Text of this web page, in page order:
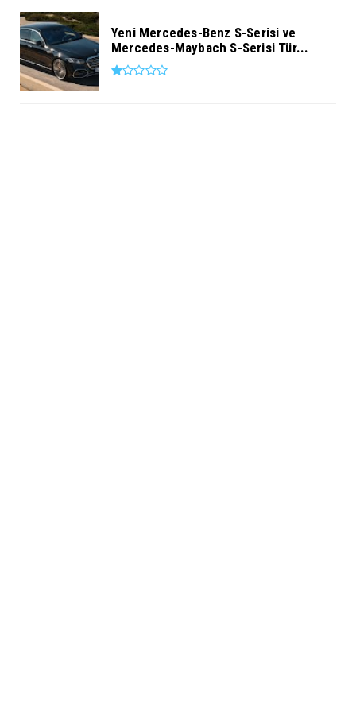
Yeni Mercedes-Benz S-Serisi ve
Mercedes-Maybach S-Serisi Tür...